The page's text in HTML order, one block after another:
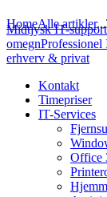
HomeAlle artikler...
Midtjysk IT-
omegnProfessionel
erhverv & privat
Kontakt
Timepriser
IT-Services
Office